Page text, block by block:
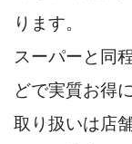
ります。
スーパーと同
どで実質お得
取り扱いは店